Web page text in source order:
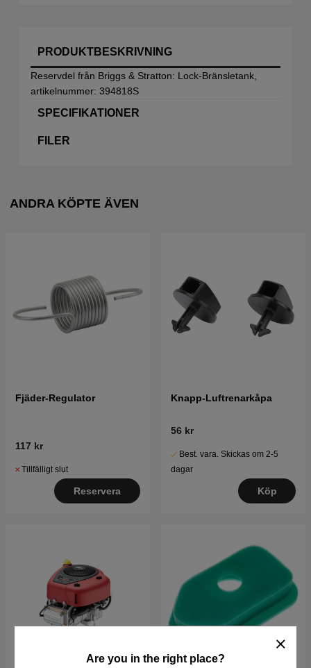
Are you in the right place?
PRODUKTBESKRIVNING
Reservdel från Briggs & Stratton: Lock-Bränsletank,
artikelnummer: 394818S
SPECIFIKATIONER
FILER
ANDRA KÖPTE ÄVEN
Fjäder-Regulator
117 kr
Tillfälligt slut
Reservera
Knapp-Luftrenarkåpa
56 kr
Best. vara. Skickas om 2-5
dagar
Köp